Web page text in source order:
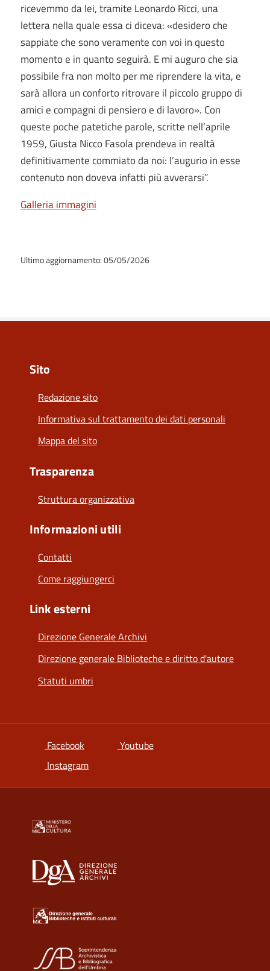
ricevemmo da lei, tramite Leonardo Ricci, una
lettera nella quale essa ci diceva: «desidero che
sappiate che sono veramente con voi in questo
momento e in quanto seguirà. E mi auguro che sia
possibile fra non molto per me riprendere la vita, e
sarà allora un conforto ritrovare il piccolo gruppo di
amici e compagni di pensiero e di lavoro». Con
queste poche patetiche parole, scritte nell’aprile
1959, Giusta Nicco Fasola prendeva in realtà
definitivamente commiato da noi: l’augurio in esse
contenuto non doveva infatti più avverarsi”.
Galleria immagini
Ultimo aggiornamento: 05/05/2026
Sito
Redazione sito
Informativa sul trattamento dei dati personali
Mappa del sito
Trasparenza
Struttura organizzativa
Informazioni utili
Contatti
Come raggiungerci
Link esterni
Direzione Generale Archivi
Direzione generale Biblioteche e diritto d'autore
Statuti umbri
Facebook si apre in una nuova scheda
Youtubesi apre in una nuova scheda
Instagramsi apre in una nuova scheda